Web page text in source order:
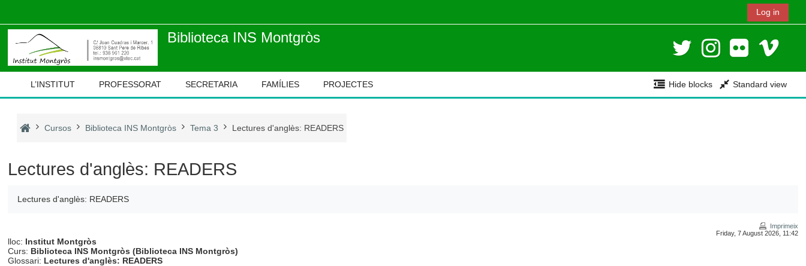
Log in
Biblioteca INS Montgròs
L’INSTITUT PROFESSORAT SECRETARIA FAMÍLIES PROJECTES Hide blocks Standard view
Cursos Biblioteca INS Montgròs Tema 3 Lectures d'anglès: READERS
Lectures d'anglès: READERS
Lectures d'anglès: READERS
Imprimeix
Friday, 7 August 2026, 11:42
lloc: Institut Montgròs
Curs: Biblioteca INS Montgròs (Biblioteca INS Montgròs)
Glossari: Lectures d'anglès: READERS